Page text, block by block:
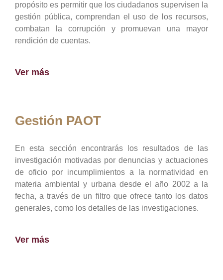
propósito es permitir que los ciudadanos supervisen la
gestión pública, comprendan el uso de los recursos,
combatan la corrupción y promuevan una mayor
rendición de cuentas.
Ver más
Gestión PAOT
En esta sección encontrarás los resultados de las
investigación motivadas por denuncias y actuaciones
de oficio por incumplimientos a la normatividad en
materia ambiental y urbana desde el año 2002 a la
fecha, a través de un filtro que ofrece tanto los datos
generales, como los detalles de las investigaciones.
Ver más